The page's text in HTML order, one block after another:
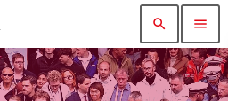
search menu